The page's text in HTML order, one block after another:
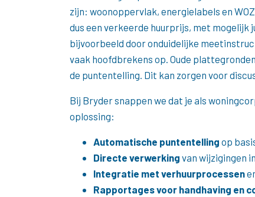
zijn: woonoppervlak, energielabels en
dus een verkeerde huurprijs, met
bijvoorbeeld door onduidelijke
vaak hoofdbrekens op. Oude
de puntentelling. Dit kan zorgen voor
Bij Bryder snappen we dat je als
oplossing:
Automatische puntentelling op
Directe verwerking van wijzigingen
Integratie met verhuurprocessen
Rapportages voor handhaving en